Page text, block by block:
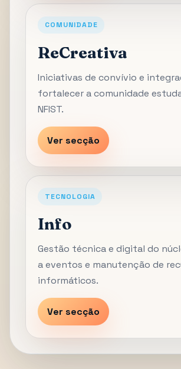
COMUNIDADE
ReCreativa
Iniciativas de convívio e
fortalecer a comunidade
NFIST.
Ver secção
TECNOLOGIA
Info
Gestão técnica e digital do
a eventos e manutenção de
informáticos.
Ver secção